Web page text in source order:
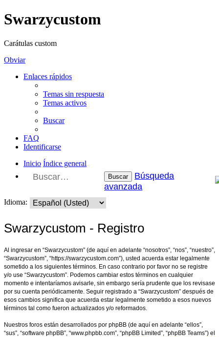
Swarzycustom
Carátulas custom
Obviar
Enlaces rápidos
Temas sin respuesta
Temas activos
Buscar
FAQ
Identificarse
Inicio Índice general
Buscar
Búsqueda
avanzada
Idioma:
Swarzycustom - Registro
Al ingresar en “Swarzycustom” (de aquí en adelante “nosotros”, “nos”, “nuestro”,
“Swarzycustom”, “https://swarzycustom.com”), usted acuerda estar legalmente
sometido a los siguientes términos. En caso contrario por favor no se registre
y/o use “Swarzycustom”. Podemos cambiar estos términos en cualquier
momento e intentaríamos avisarle, sin embargo sería prudente que los revisase
por su cuenta periódicamente. Seguir registrado a “Swarzycustom” después de
esos cambios significa que acuerda estar legalmente sometido a esos nuevos
términos tal como fueron actualizados y/o reformados.
Nuestros foros están desarrollados por phpBB (de aquí en adelante “ellos”,
“sus”, “software phpBB”, “www.phpbb.com”, “phpBB Limited”, “phpBB Teams”) el